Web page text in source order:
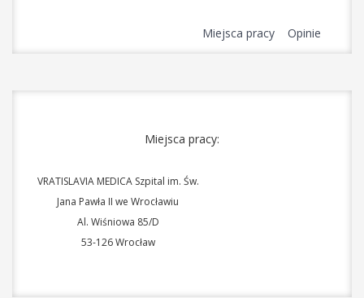
Miejsca pracy Opinie
Miejsca pracy:
VRATISLAVIA MEDICA Szpital im. Św.
Jana Pawła II we Wrocławiu
Al. Wiśniowa 85/D
53-126 Wrocław